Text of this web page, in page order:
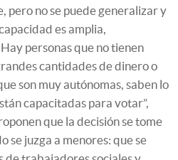
pero no se puede generalizar y
es amplia,
personas que no tienen
cantidades de dinero o
son muy autónomas, saben lo
capacitadas para votar”,
que la decisión se tome
se juzga a menores: que se